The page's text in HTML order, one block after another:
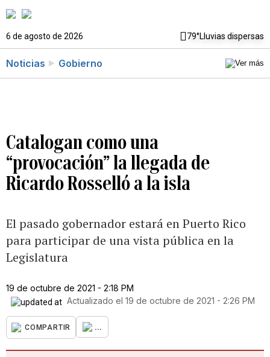
6 de agosto de 2026 79°Lluvias dispersas
Noticias Gobierno
Catalogan como una
“provocación” la llegada de
Ricardo Rosselló a la isla
El pasado gobernador estará en Puerto Rico
para participar de una vista pública en la
Legislatura
19 de octubre de 2021 - 2:18 PM
Actualizado el 19 de octubre de 2021 - 2:26 PM
COMPARTIR ...